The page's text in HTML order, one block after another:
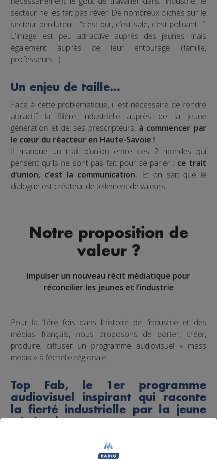
secteur ne les fait pas rêver. De nombreux clichés sur le
secteur perdurent : “c’est dur, c’est sale, c’est polluant…”.
L'image est peu attractive auprès des jeunes mais
également auprès de leur entourage (famille,
professeurs…).
Un enjeu de taille…
Face à cette problématique, il est nécessaire de rendre
attractif la filière industrielle auprès de la jeune
génération et de ses prescripteurs, à commencer par
le cœur du réacteur en Haute-Savoie !
Il manque un trait d’union entre ces 2 mondes qui
pensent qu’ils ne sont pas fait pour se parler : ce trait
d’union, c’est la communication. Et on sait que le
dialogue est créateur de tellement de valeurs.
Notre proposition de
valeur ?
Impulser un nouveau récit médiatique pour
réconcilier les jeunes et l’industrie
Pour la 1ère fois dans l’histoire de l’industrie et des
médias français, nous proposons de porter, créer,
produire, diffuser un programme audiovisuel « mass
média » à l’échelle régionale.
Top Fab, le 1er programme
audiovisuel inspirant qui raconte
la fierté industrielle par la jeune
nouvelle perception désirable suscitée pour la cuisine